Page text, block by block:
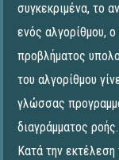
συγκεκριμένα, το
ενός αλγορίθμου,
προβλήματος
του αλγορίθμου
γλώσσας
διαγράμματος ροής.
Κατά την